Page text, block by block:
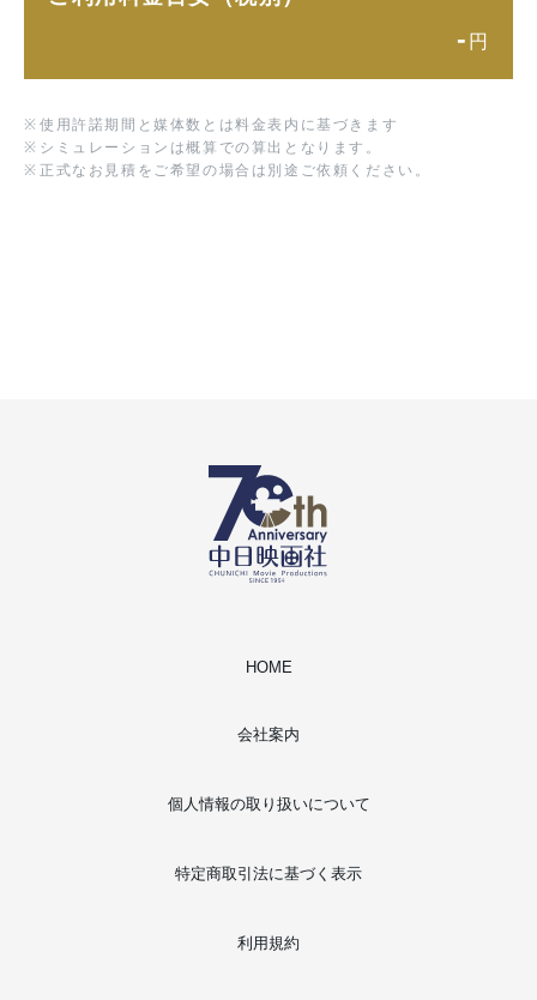
- 円
※ 使用許諾期間と媒体数とは料金表内に基づきます
※ シミュレーションは概算での算出となります。
※ 正式なお見積をご希望の場合は別途ご依頼ください。
HOME
会社案内
個人情報の取り扱いについて
特定商取引法に基づく表示
利用規約